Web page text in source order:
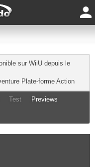
sur WiiU depuis le
Plate-forme Action
Test Previews